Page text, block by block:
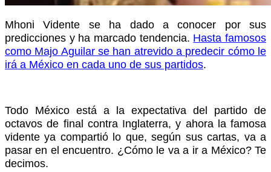
Mhoni Vidente se ha dado a conocer por sus
predicciones y ha marcado tendencia. Hasta famosos
como Majo Aguilar se han atrevido a predecir cómo le
irá a México en cada uno de sus partidos.
Todo México está a la expectativa del partido de
octavos de final contra Inglaterra, y ahora la famosa
vidente ya compartió lo que, según sus cartas, va a
pasar en el encuentro. ¿Cómo le va a ir a México? Te
decimos.